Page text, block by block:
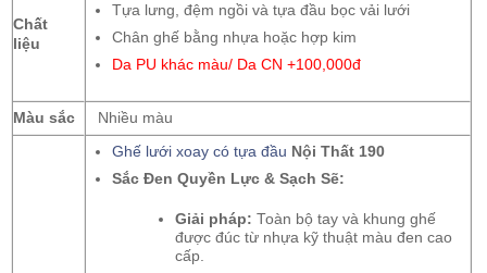
Chất
liệu
Tựa lưng, đệm ngồi và tựa đầu bọc vải lưới
Chân ghế bằng nhựa hoặc hợp kim
Da PU khác màu/ Da CN +100,000đ
Màu sắc Nhiều màu
Ghế lưới xoay có tựa đầu Nội Thất 190
Sắc Đen Quyền Lực & Sạch Sẽ:
Giải pháp: Toàn bộ tay và khung ghế
được đúc từ nhựa kỹ thuật màu đen cao
cấp.